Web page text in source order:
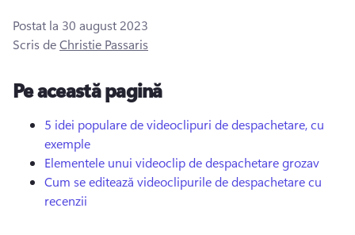
Încercați gratuit
Postat la 30 august 2023
Scris deChristie Passaris
Pe această pagină
5 idei populare de videoclipuri de despachetare, cu
exemple
Elementele unui videoclip de despachetare grozav
Cum se editează videoclipurile de despachetare cu
recenzii